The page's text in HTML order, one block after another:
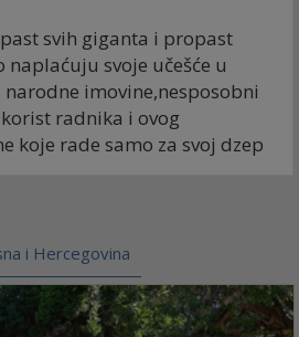
svih giganta i propast
svoje učešće u
imovine,nesposobni
radnika i ovog
koje rade samo za svoj dzep
i Hercegovina